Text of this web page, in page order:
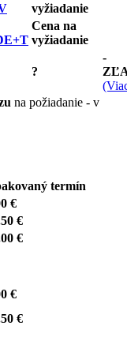
vyžiadanie
Cena na
vyžiadanie
?
-
na požiadanie - v
termín
€
€
€
€
€